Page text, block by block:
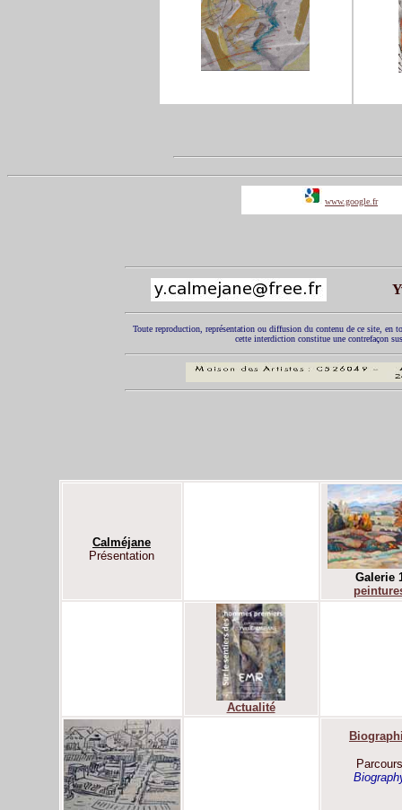
www.google.fr
Toute reproduction, représentation ou diffusion du contenu de ce site, en
cette interdiction constitue une contrefaçon
Calméjane
Présentation
Galerie
Actualité
Parcours